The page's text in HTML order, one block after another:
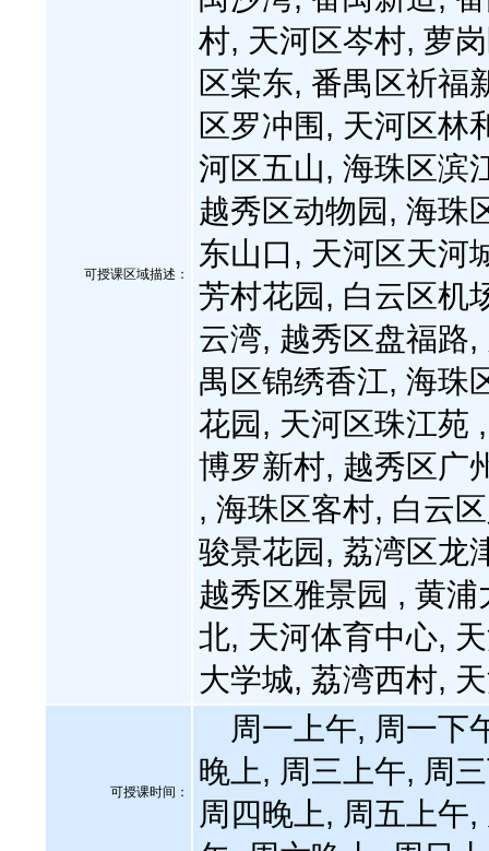
可授课区域描述：
村, 天河区岑村, 萝
区棠东, 番禺区祈福
区罗冲围, 天河区林
河区五山, 海珠区滨
越秀区动物园, 海珠
东山口, 天河区天河
芳村花园, 白云区机
云湾, 越秀区盘福路
禺区锦绣香江, 海珠
花园, 天河区珠江苑
博罗新村, 越秀区广
, 海珠区客村, 白云
骏景花园, 荔湾区龙
越秀区雅景园 , 黄
北, 天河体育中心,
大学城, 荔湾西村,
可授课时间：
周一上午, 周一下
晚上, 周三上午, 周
周四晚上, 周五上午